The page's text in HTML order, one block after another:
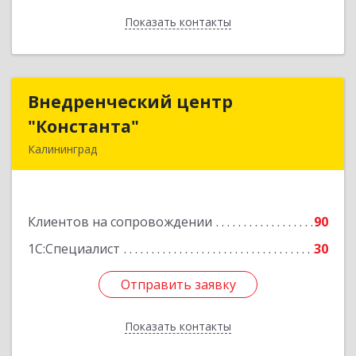
Показать контакты
Назад
Внедренческий центр
"Константа"
Калининград
Клиентов на сопровождении
90
1С:Специалист
30
Отправить заявку
Показать контакты
Внедренческий центр
Подробнее
Отправить заявку
Назад